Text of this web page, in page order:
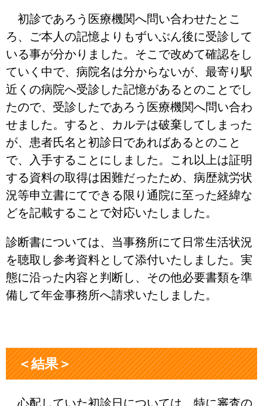
初診であろう医療機関へ問い合わせたとこ
ろ、ご本人の記憶よりもずいぶん後に受診して
いる事が分かりました。そこで改めて確認をし
ていく中で、病院名は分からないが、最寄り駅
近くの病院へ受診した記憶があるとのことでし
たので、受診したであろう医療機関へ問い合わ
せました。すると、カルテは破棄してしまった
が、患者氏名と初診日であればあるとのこと
で、入手することにしました。これ以上は証明
する資料の取得は困難だったため、病歴就労状
況等申立書にてできる限り通院に至った経緯な
どを記載することで対応いたしました。
診断書については、当事務所にて日常生活状況
を聴取し参考資料として添付いたしました。実
態に沿った内容と判断し、その他必要書類を準
備して年金事務所へ請求いたしました。
＜結果＞
心配していた初診日については、特に審査の